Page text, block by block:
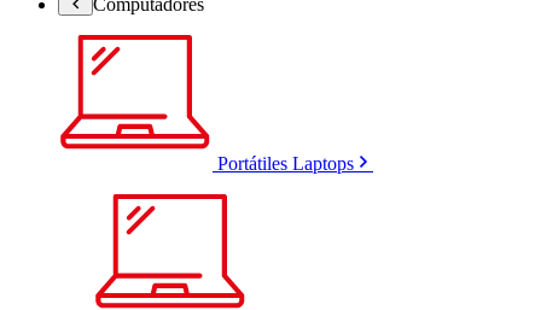
Portátiles Laptops